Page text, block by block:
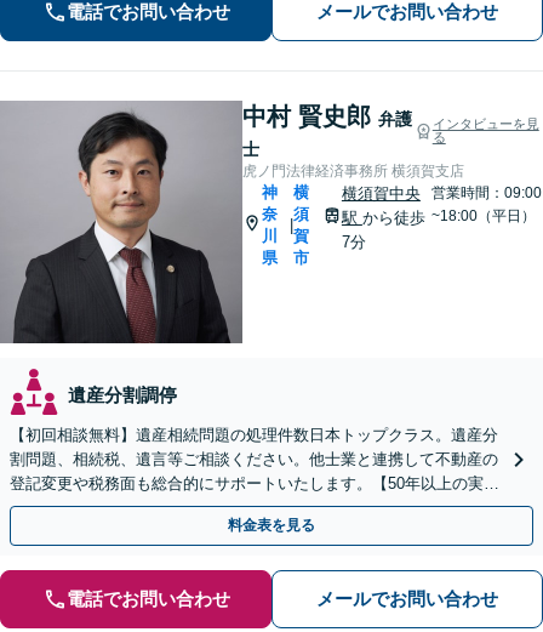
電話でお問い合わせ メールでお問い合わせ
中村 賢史郎 弁護
士
インタビューを見
る
虎ノ門法律経済事務所 横須賀支店
神
奈
川
県
|
横
須
賀
市
横須賀中央
駅 から徒歩
7分
営業時間：09:00
~18:00（平日）
遺産分割調停
【初回相談無料】遺産相続問題の処理件数日本トップクラス。遺産分
割問題、相続税、遺言等ご相談ください。他士業と連携して不動産の
登記変更や税務面も総合的にサポートいたします。【50年以上の実績
と信頼】
料金表を見る
電話でお問い合わせ メールでお問い合わせ